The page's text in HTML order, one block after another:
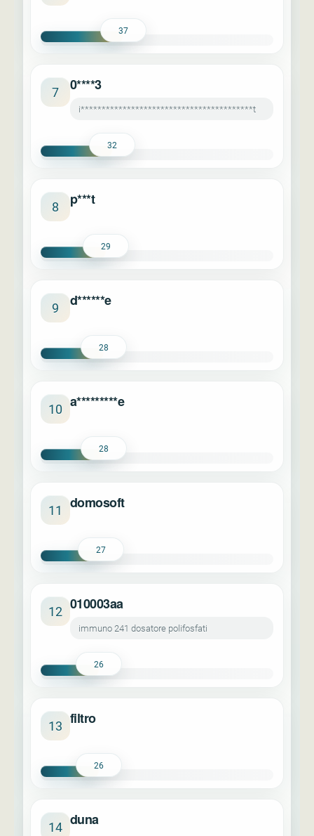
37
7 0****3
i*****************************************t
32
8 p***t
29
9 d******e
28
10 a*********e
28
11 domosoft
27
12 010003aa
immuno 241 dosatore polifosfati
26
13 filtro
26
14 duna